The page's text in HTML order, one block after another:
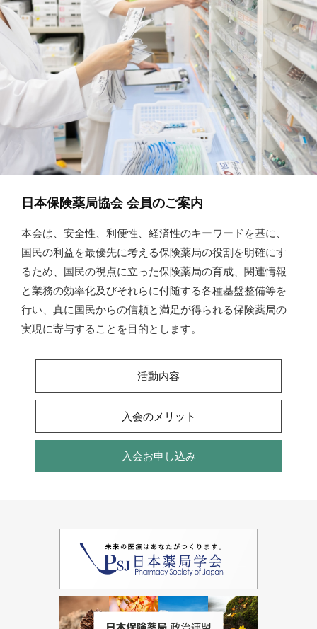
日本保険薬局協会 会員のご案内
本会は、安全性、利便性、経済性のキーワードを基に、
国民の利益を最優先に考える保険薬局の役割を明確にす
るため、国民の視点に立った保険薬局の育成、関連情報
と業務の効率化及びそれらに付随する各種基盤整備等を
行い、真に国民からの信頼と満足が得られる保険薬局の
実現に寄与することを目的とします。
活動内容
入会のメリット
入会お申し込み